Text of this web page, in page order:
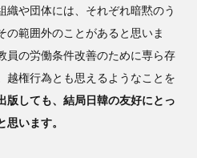
織や団体には、それぞれ暗黙のう
の範囲外のことがあると思いま
員の労働条件改善のために専ら存
越権行為とも思えるようなことを
版しても、結局日韓の友好にとっ
います。